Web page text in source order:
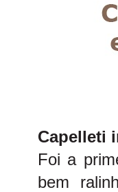
Capelleti
Foi a
bem